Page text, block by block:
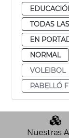
TODAS
EN
NORMAL
VOLEIBOL
PABELLÓ
Nuestras